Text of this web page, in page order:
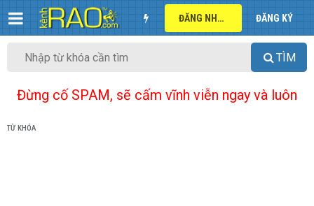
ĐĂNG NHẬP ĐĂNG KÝ
TÌM
Đừng cố SPAM, sẽ cấm vĩnh viễn ngay và luôn
TỪ KHÓA